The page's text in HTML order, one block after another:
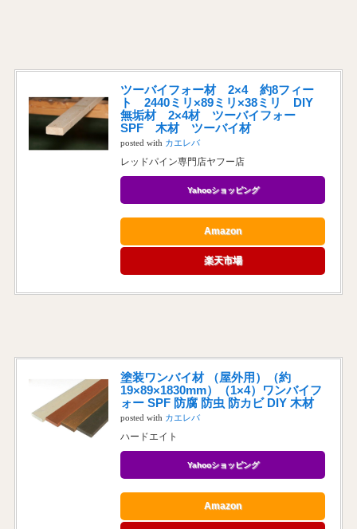
ツーバイフォー材 2×4 約8フィー
ト 2440ミリ×89ミリ×38ミリ DIY
無垢材 2×4材 ツーバイフォー
SPF 木材 ツーバイ材
posted with カエレバ
レッドパイン専門店ヤフー店
Yahooショッピング
Amazon
楽天市場
塗装ワンバイ材 （屋外用）（約
19×89×1830mm）（1×4）ワンバイフ
ォー SPF 防腐 防虫 防カビ DIY 木材
posted with カエレバ
ハードエイト
Yahooショッピング
Amazon